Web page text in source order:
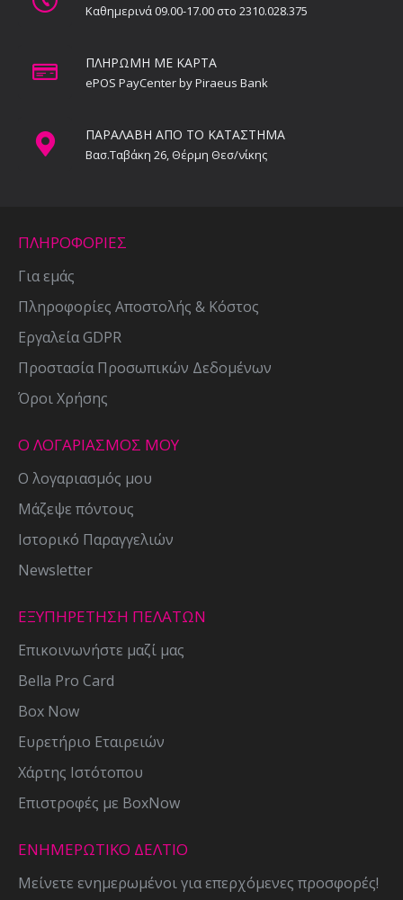
Καθημερινά 09.00-17.00 στο 2310.028.375
ΠΛΗΡΩΜΗ ΜΕ ΚΑΡΤΑ
ePOS PayCenter by Piraeus Bank
ΠΑΡΑΛΑΒΗ ΑΠΟ ΤΟ ΚΑΤΑΣΤΗΜΑ
Βασ.Ταβάκη 26, Θέρμη Θεσ/νίκης
ΠΛΗΡΟΦΟΡΙΕΣ
Για εμάς
Πληροφορίες Αποστολής & Κόστος
Εργαλεία GDPR
Προστασία Προσωπικών Δεδομένων
Όροι Χρήσης
Ο ΛΟΓΑΡΙΑΣΜΟΣ ΜΟΥ
Ο λογαριασμός μου
Μάζεψε πόντους
Ιστορικό Παραγγελιών
Newsletter
ΕΞΥΠΗΡΕΤΗΣΗ ΠΕΛΑΤΩΝ
Επικοινωνήστε μαζί μας
Bella Pro Card
Box Now
Ευρετήριο Εταιρειών
Χάρτης Ιστότοπου
Επιστροφές με BoxNow
ΕΝΗΜΕΡΩΤΙΚΌ ΔΕΛΤΊΟ
Μείνετε ενημερωμένοι για επερχόμενες προσφορές!